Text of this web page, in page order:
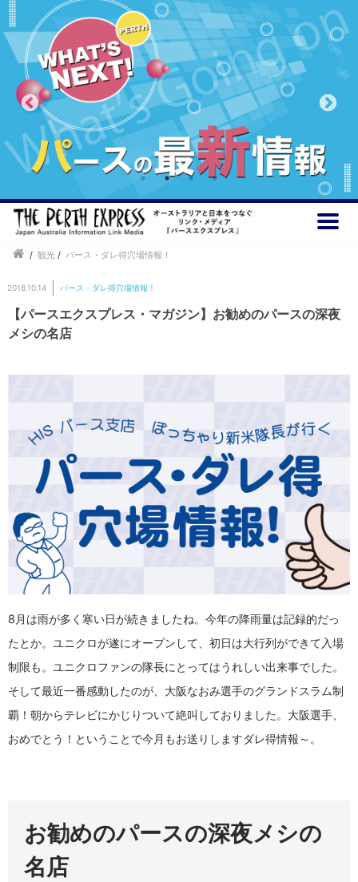
/ 観光 / パース・ダレ得穴場情報！
2018.10.14 パース・ダレ得穴場情報！
【パースエクスプレス・マガジン】お勧めのパースの深夜
メシの名店
8月は雨が多く寒い日が続きましたね。今年の降雨量は記録的だっ
たとか。ユニクロが遂にオープンして、初日は大行列ができて入場
制限も。ユニクロファンの隊長にとってはうれしい出来事でした。
そして最近一番感動したのが、大阪なおみ選手のグランドスラム制
覇！朝からテレビにかじりついて絶叫しておりました。大阪選手、
おめでとう！ということで今月もお送りしますダレ得情報～。
お勧めのパースの深夜メシの
名店